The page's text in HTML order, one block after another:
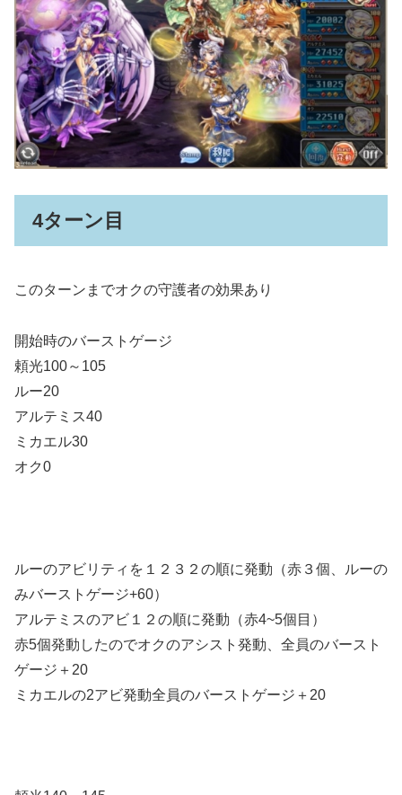
4ターン目
このターンまでオクの守護者の効果あり
開始時のバーストゲージ
頼光100～105
ルー20
アルテミス40
ミカエル30
オク0
ルーのアビリティを１２３２の順に発動（赤３個、ルーの
みバーストゲージ+60）
アルテミスのアビ１２の順に発動（赤4~5個目）
赤5個発動したのでオクのアシスト発動、全員のバースト
ゲージ＋20
ミカエルの2アビ発動全員のバーストゲージ＋20